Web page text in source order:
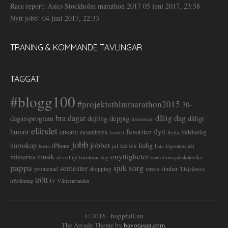
Race report: Asics Stockholm marathon 2017 05 juni 2017, 23:58
Nytt jobb! 04 juni 2017, 22:33
TRÄNING & KOMMANDE TÄVLINGAR
TAGGAT
#blogg100 #projektsthlmmarathon2015 30-
dagarsprogram bra dagar dejting deppig drömmar dålig dag dåligt
humör eländet ensam ensamheten favorit favoriter flytt flytta födelsedag
horoskop hosta iPhone jobb jobbet jul kärlek ledig lista lägenhetsjakt
missarna musik ofrivilligt barnlösas dag onyttigheter operationssjuksköterska
pappa promenad semester shopping sjuk sorg stress studier TJejvättern
tröstätning trött tv Vätternrundan
© 2016 - hoppfull.nu
The Arcade Theme by bavotasan.com.